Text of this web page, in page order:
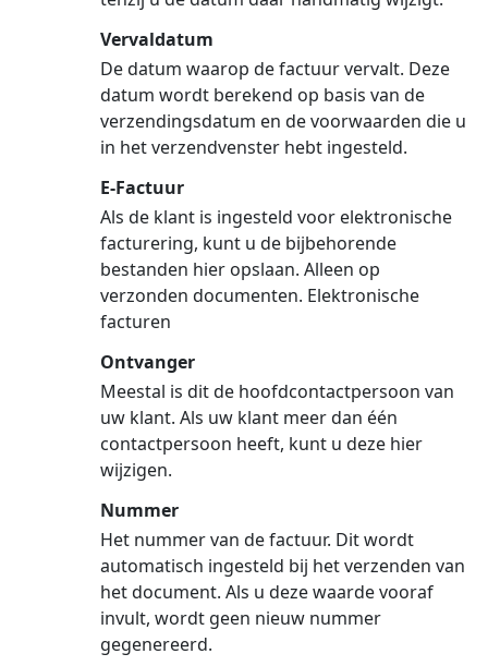
Vervaldatum
De datum waarop de factuur vervalt. Deze
datum wordt berekend op basis van de
verzendingsdatum en de voorwaarden die u
in het verzendvenster hebt ingesteld.
E-Factuur
Als de klant is ingesteld voor elektronische
facturering, kunt u de bijbehorende
bestanden hier opslaan. Alleen op
verzonden documenten. Elektronische
facturen
Ontvanger
Meestal is dit de hoofdcontactpersoon van
uw klant. Als uw klant meer dan één
contactpersoon heeft, kunt u deze hier
wijzigen.
Nummer
Het nummer van de factuur. Dit wordt
automatisch ingesteld bij het verzenden van
het document. Als u deze waarde vooraf
invult, wordt geen nieuw nummer
gegenereerd.